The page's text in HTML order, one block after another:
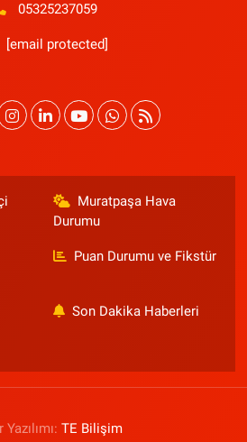
05325237059
[email protected]
Muratpaşa Hava
Durumu
Puan Durumu ve Fikstür
Son Dakika Haberleri
TE Bilişim